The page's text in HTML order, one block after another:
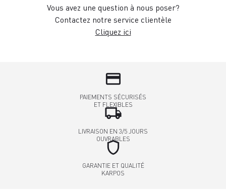
Vous avez une question à nous poser?
Contactez notre service clientèle
Cliquez ici
credit_card
PAIEMENTS SÉCURISÉS
ET FLEXIBLES
local_shipping
LIVRAISON EN 3/5 JOURS
OUVRABLES
shield
GARANTIE ET QUALITÉ
KARPOS